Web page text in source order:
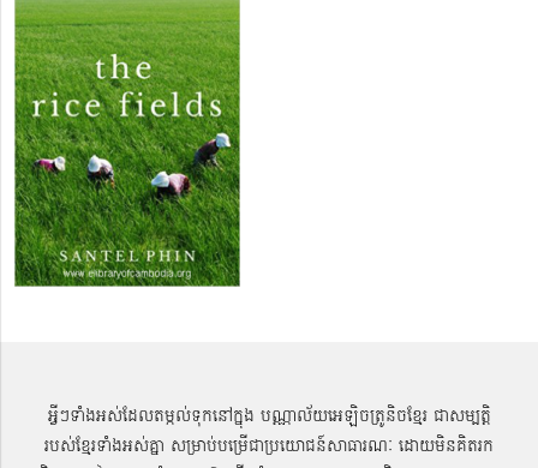
អ្វីៗទាំងអស់ដែលតម្កល់ទុកនៅក្នុង បណ្ណាល័យអេឡិចត្រូនិចខ្មែរ ជាសម្បតិ្ត
របស់ខ្មែរទាំងអស់គ្នា សម្រាប់បម្រើជាប្រយោជន៍សាធារណៈ ដោយមិនគិតរក